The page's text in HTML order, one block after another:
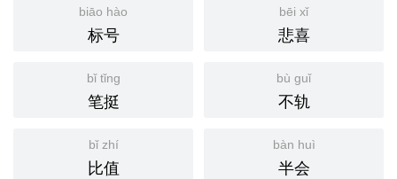
biāo hào
标号
bēi xǐ
悲喜
bǐ tǐng
笔挺
bù guǐ
不轨
bǐ zhí
比值
bàn huì
半会